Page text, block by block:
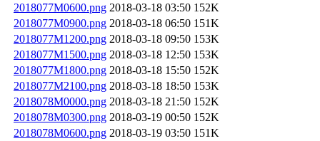
2018077M0600.png 2018-03-18 03:50 152K
2018077M0900.png 2018-03-18 06:50 151K
2018077M1200.png 2018-03-18 09:50 153K
2018077M1500.png 2018-03-18 12:50 153K
2018077M1800.png 2018-03-18 15:50 152K
2018077M2100.png 2018-03-18 18:50 153K
2018078M0000.png 2018-03-18 21:50 152K
2018078M0300.png 2018-03-19 00:50 152K
2018078M0600.png 2018-03-19 03:50 151K